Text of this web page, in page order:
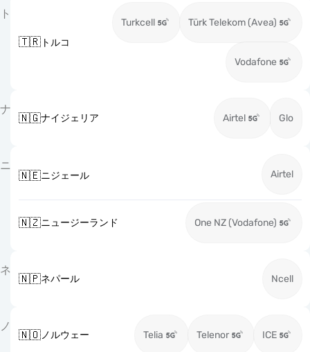
ト
🇹🇷トルコ
Turkcell Türk Telekom (Avea)
Vodafone
ナ
🇳🇬ナイジェリア Airtel Glo
ニ
🇳🇪ニジェール Airtel
🇳🇿ニュージーランド One NZ (Vodafone)
ネ
🇳🇵ネパール Ncell
ノ
🇳🇴ノルウェー Telia Telenor ICE